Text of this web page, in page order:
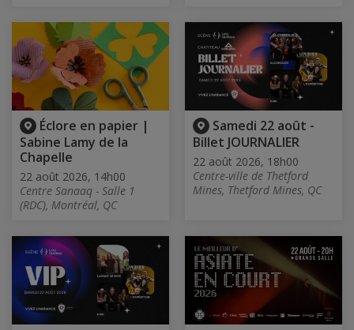
Éclore en papier |
Sabine Lamy de la
Chapelle
22 août 2026, 14h00
Centre Sanaaq - Salle 1
(RDC), Montréal, QC
Samedi 22 août -
Billet JOURNALIER
22 août 2026, 18h00
Centre-ville de Thetford
Mines, Thetford Mines, QC